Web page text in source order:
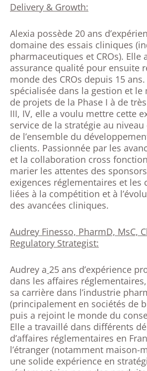
Delivery & Growth:
Alexia possède 20 ans
domaine des essais cliniques
pharmaceutiques et CROs). Elle
assurance qualité pour ensuite
monde des CROs depuis 15
spécialisée dans la gestion et le
de projets de la Phase I à de
III, IV, elle a voulu mettre cette
service de la stratégie au niveau
de l’ensemble du
clients. Passionnée par les
et la collaboration cross
marier les attentes des
exigences réglementaires et les
liées à la compétition et à
des avancées cliniques.
Audrey Finesso, PharmD, MsC,
Regulatory Strategist:
Audrey a 25 ans d’expérience
dans les affaires
sa carrière dans l’industrie
(principalement en sociétés de
puis a rejoint le monde du
Elle a travaillé dans différents
d’affaires réglementaires en
l’étranger (notamment maison-
une solide expérience en